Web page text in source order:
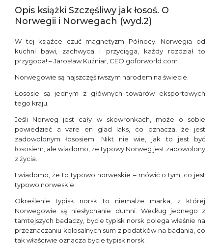
Opis książki Szczęśliwy jak łosoś. O
Norwegii i Norwegach (wyd.2)
W tej książce czuć magnetyzm Północy. Norwegia od
kuchni bawi, zachwyca i przyciąga, każdy rozdział to
przygoda! – Jarosław Kuźniar, CEO goforworld.com
Norwegowie są najszczęśliwszym narodem na świecie.
Łososie są jednym z głównych towarów eksportowych
tego kraju.
Jeśli Norweg jest cały w skowronkach, może o sobie
powiedzieć a vare en glad laks, co oznacza, że jest
zadowolonym łososiem. Nikt nie wie, jak to jest być
łososiem, ale wiadomo, że typowy Norweg jest zadowolony
z życia.
I wiadomo, że to typowo norweskie – mówić o tym, co jest
typowo norweskie.
Określenie typisk norsk to niemalże marka, z której
Norwegowie są niesłychanie dumni. Według jednego z
tamtejszych badaczy, bycie typisk norsk polega właśnie na
przeznaczaniu kolosalnych sum z podatków na badania, co
tak właściwie oznacza bycie typisk norsk.